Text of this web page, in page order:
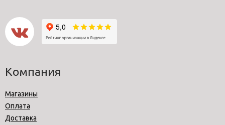
Компания
Магазины
Оплата
Доставка